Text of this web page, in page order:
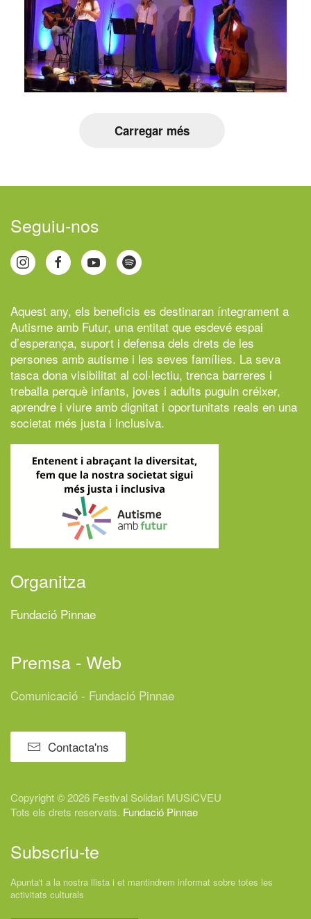
Carregar més
Seguiu-nos
Aquest any, els beneficis es destinaran íntegrament a
Autisme amb Futur, una entitat que esdevé espai
d’esperança, suport i defensa dels drets de les
persones amb autisme i les seves famílies. La seva
tasca dona visibilitat al col·lectiu, trenca barreres i
treballa perquè infants, joves i adults puguin créixer,
aprendre i viure amb dignitat i oportunitats reals en una
societat més justa i inclusiva.
Organitza
Fundació Pinnae
Premsa - Web
Comunicació - Fundació Pinnae
Contacta'ns
Copyright © 2026 Festival Solidari MUSiCVEU
Tots els drets reservats. Fundació Pinnae
Subscriu-te
Apunta't a la nostra llista i et mantindrem informat sobre totes les
activitats culturals